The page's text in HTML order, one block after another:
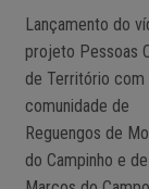
Lançamento do
projeto Pessoas
de Território com
comunidade de
Reguengos de
do Campinho e